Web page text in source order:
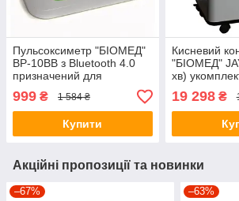
Пульсоксиметр "БІОМЕД"
ВР-10ВВ з Bluetooth 4.0
призначений для
неінвазивного
вимірювання
999 ₴ 1 584 ₴
Купити
Кисневий
"БІОМЕД"
хв)
19 298₴
Акційні пропозиції та новинки
–67% –63%